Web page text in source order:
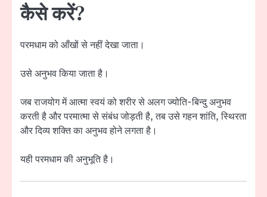
कैसे करें?
परमधाम को आँखों से नहीं देखा जाता।
उसे अनुभव किया जाता है।
जब राजयोग में आत्मा स्वयं को शरीर से अलग ज्योति-बिन्दु अनुभव
करती है और परमात्मा से संबंध जोड़ती है, तब उसे गहन शांति, स्थिरता
और दिव्य शक्ति का अनुभव होने लगता है।
यही परमधाम की अनुभूति है।